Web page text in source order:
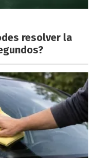
resolver la